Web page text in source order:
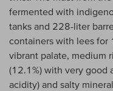
fermented with
tanks and 228-liter
containers with lees for
vibrant palate, medium
(12.1%) with very good
acidity) and salty